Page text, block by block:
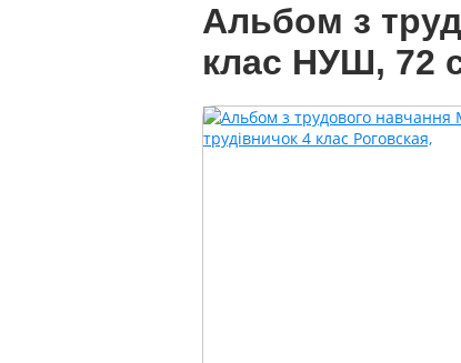
Альбом з
клас НУШ, 72